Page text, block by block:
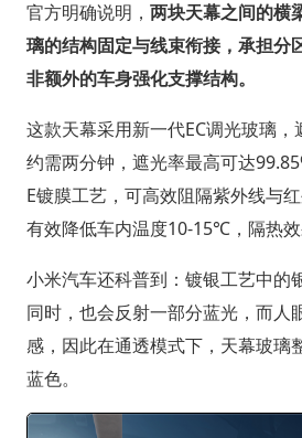
官方明确说明， 两块天幕之间的横
璃的结构固定与线束衔接，承担分
非额外的车身强化支撑结构。
这款天幕采用新一代EC调光玻璃
约需两分钟，遮光率最高可达
E镀膜工艺，可高效阻隔紫外线与
有效降低车内温度10-15℃，隔热效
小米汽车还科普到：镀银工艺中的
同时，也会反射一部分蓝光，而人
感，因此在通透模式下，天幕玻璃
蓝色。